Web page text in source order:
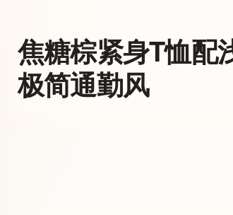
焦糖棕紧身T恤配
极简通勤风